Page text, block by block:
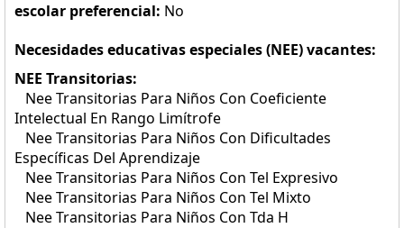
escolar preferencial: No
Necesidades educativas especiales (NEE) vacantes:
NEE Transitorias:
Nee Transitorias Para Niños Con Coeficiente
Intelectual En Rango Limítrofe
Nee Transitorias Para Niños Con Dificultades
Específicas Del Aprendizaje
Nee Transitorias Para Niños Con Tel Expresivo
Nee Transitorias Para Niños Con Tel Mixto
Nee Transitorias Para Niños Con Tda H